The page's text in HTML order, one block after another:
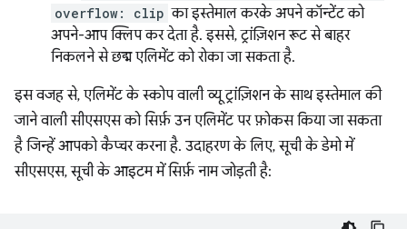
overflow: clip का इस्तेमाल करके अपने कॉन्टेंट को
अपने-आप क्लिप कर देता है. इससे, ट्रांज़िशन रूट से बाहर
निकलने से छद्म एलिमेंट को रोका जा सकता है.
इस वजह से, एलिमेंट के स्कोप वाली व्यू ट्रांज़िशन के साथ इस्तेमाल की
जाने वाली सीएसएस को सिर्फ़ उन एलिमेंट पर फ़ोकस किया जा सकता
है जिन्हें आपको कैप्चर करना है. उदाहरण के लिए, सूची के डेमो में
सीएसएस, सूची के आइटम में सिर्फ़ नाम जोड़ती है: